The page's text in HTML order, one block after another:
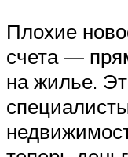
Плохие
счета —
на жилье.